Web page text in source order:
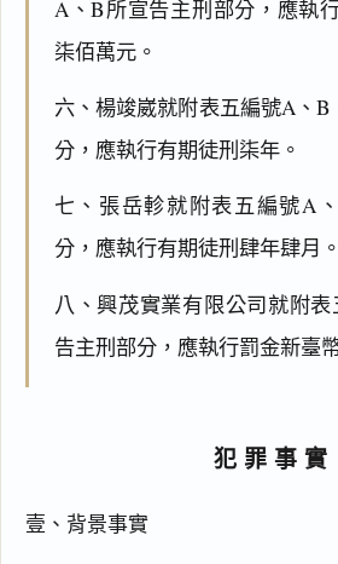
A、B所宣告主刑部分，應執
柒佰萬元。
六、楊竣崴就附表五編號A、
分，應執行有期徒刑柒年。
七、張岳軫就附表五編號A
分，應執行有期徒刑肆年肆月。
八、興茂實業有限公司就附
告主刑部分，應執行罰金新臺
犯罪事實
壹、背景事實